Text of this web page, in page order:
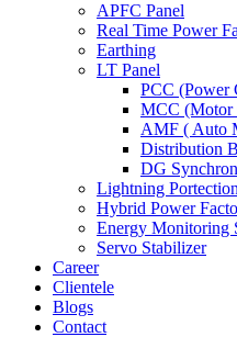
APFC Panel
Real Time Power
Earthing
LT Panel
PCC (Power
MCC (Motor
AMF ( Auto
Distribution
DG
Lightning
Hybrid Power
Energy Monitoring
Servo Stabilizer
Career
Clientele
Blogs
Contact